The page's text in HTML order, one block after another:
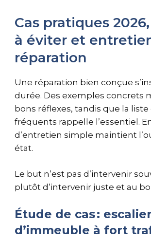
Cas pratiques
à éviter et
réparation
Une réparation bien conçue
durée. Des exemples concrets
bons réflexes, tandis que la liste
fréquents rappelle l’essentiel.
d’entretien simple maintient
état.
Le but n’est pas d’intervenir
plutôt d’intervenir juste et au
Étude de cas : escalier
d’immeuble à fort